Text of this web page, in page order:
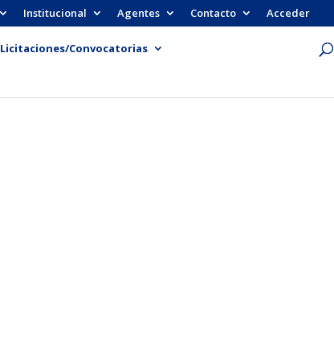
Institucional Agentes Contacto Acceder
Licitaciones/Convocatorias